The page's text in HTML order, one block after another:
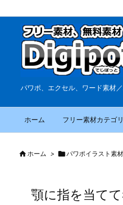
パワポ、エクセル、ワード素材
ホーム フリー素材カテゴ
ホーム > パワポイラスト素材
顎に指を当て